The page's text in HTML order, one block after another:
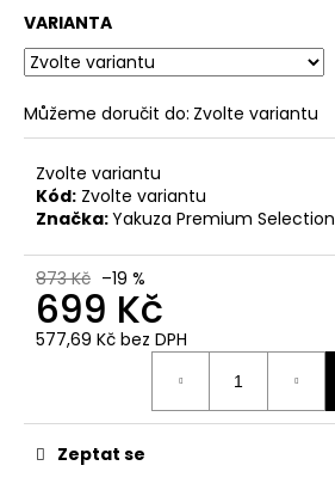
VARIANTA
Můžeme doručit do: Zvolte variantu
Zvolte variantu
Kód: Zvolte variantu
Značka:Yakuza Premium Selection
873 Kč –19 %
699 Kč
577,69 Kč bez DPH
Zeptat se
e
CARGO
KRAŤASY
YAKUZA
PREMIUM
GREY
BLUE
499
Kč
Původně: